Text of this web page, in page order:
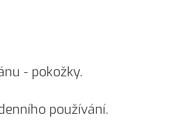
- pokožky.
používání.